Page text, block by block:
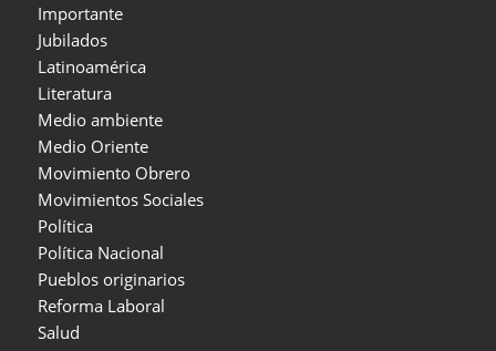
Importante
Jubilados
Latinoamérica
Literatura
Medio ambiente
Medio Oriente
Movimiento Obrero
Movimientos Sociales
Política
Política Nacional
Pueblos originarios
Reforma Laboral
Salud